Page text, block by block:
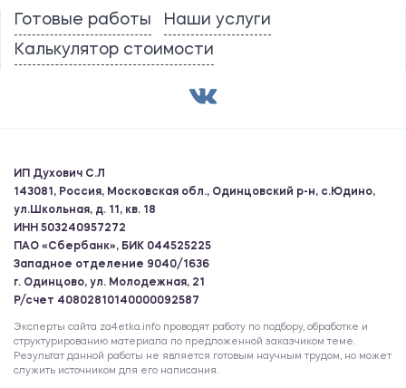
Готовые работы
Наши услуги
Калькулятор стоимости
ИП Духович С.Л
143081, Россия, Московская обл., Одинцовский р-н, с.Юдино,
ул.Школьная, д. 11, кв. 18
ИНН 503240957272
ПАО «Сбербанк», БИК 044525225
Западное отделение 9040/1636
г. Одинцово, ул. Молодежная, 21
Р/счет 40802810140000092587
Эксперты сайта za4etka.info проводят работу по подбору, обработке и
структурированию материала по предложенной заказчиком теме.
Результат данной работы не является готовым научным трудом, но может
служить источником для его написания.